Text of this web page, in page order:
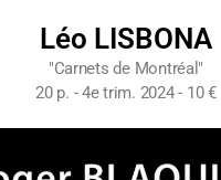
Léo LISBONA
"Carnets de Montréal"
20 p. - 4e trim. 2024 - 10 €